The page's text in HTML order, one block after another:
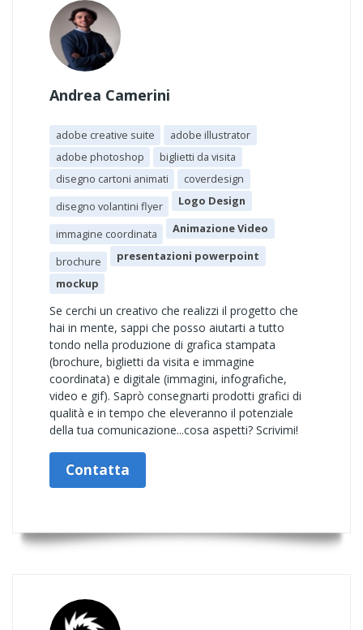
Andrea Camerini
adobe creative suite
adobe illustrator
adobe photoshop
biglietti da visita
disegno cartoni animati
coverdesign
disegno volantini flyer
Logo Design
immagine coordinata Animazione Video
brochure
presentazioni powerpoint
mockup
Se cerchi un creativo che realizzi il progetto che
hai in mente, sappi che posso aiutarti a tutto
tondo nella produzione di grafica stampata
(brochure, biglietti da visita e immagine
coordinata) e digitale (immagini, infografiche,
video e gif). Saprò consegnarti prodotti grafici di
qualità e in tempo che eleveranno il potenziale
della tua comunicazione...cosa aspetti? Scrivimi!
Contatta